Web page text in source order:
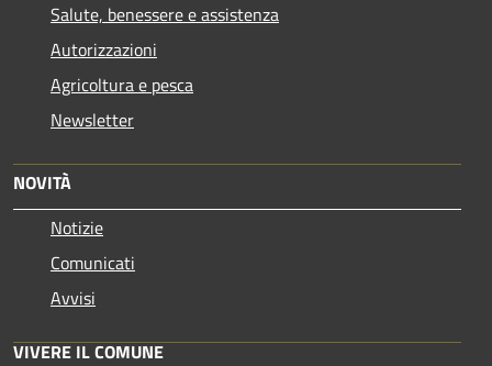
Salute, benessere e assistenza
Autorizzazioni
Agricoltura e pesca
Newsletter
NOVITÀ
Notizie
Comunicati
Avvisi
VIVERE IL COMUNE